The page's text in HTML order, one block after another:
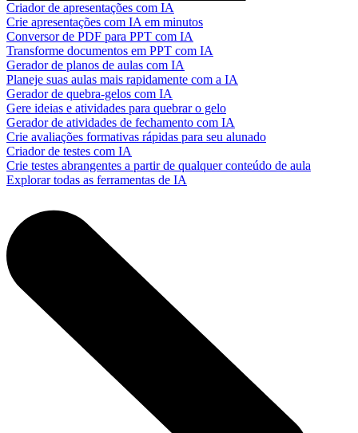
Criador de apresentações com IA
Crie apresentações com IA em minutos
Conversor de PDF para PPT com IA
Transforme documentos em PPT com IA
Gerador de planos de aulas com IA
Planeje suas aulas mais rapidamente com a IA
Gerador de quebra-gelos com IA
Gere ideias e atividades para quebrar o gelo
Gerador de atividades de fechamento com IA
Crie avaliações formativas rápidas para seu alunado
Criador de testes com IA
Crie testes abrangentes a partir de qualquer conteúdo de aula
Explorar todas as ferramentas de IA